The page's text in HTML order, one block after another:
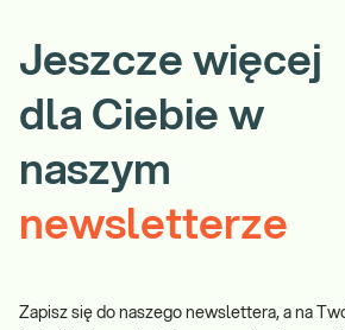
Jeszcze więcej
dla Ciebie w
naszym
newsletterze
Zapisz się do naszego newslettera, a na